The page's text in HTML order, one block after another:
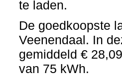
te laden.
De goedkoopste
Veenendaal. In
gemiddeld €
van 75 kWh.